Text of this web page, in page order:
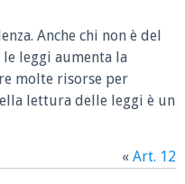
Anche chi non è del
leggi aumenta la
molte risorse per
lettura delle leggi è un
« Art. 12